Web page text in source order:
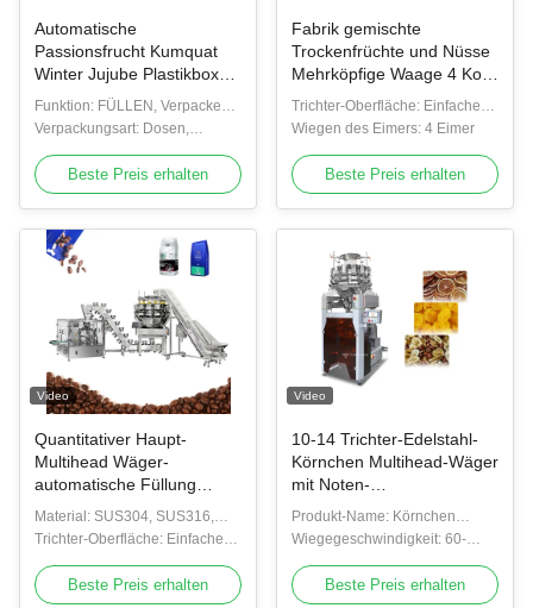
Automatische
Passionsfrucht Kumquat
Winter Jujube Plastikbox
Verpackungsmaschine
Blackberry Wiegen
Füllverpackungslinie
Funktion: FÜLLEN, Verpacken,
Versiegeln, Versiegeln, Zählen
Verpackungsart: Dosen,
Kartons und Flaschen
Beste Preis erhalten
Fabrik gemischte
Trockenfrüchte und Nüsse
Mehrköpfige Waage 4 Kopf
lineare Waage Vffs
Verpackungsmaschine Zip
Bag Verpackungsmaschine
Trichter-Oberfläche: Einfacher
Plattentrichter
Wiegen des Eimers: 4 Eimer
Beste Preis erhalten
Video
Quantitativer Haupt-
Multihead Wäger-
automatische Füllung
Kaffee-Bean Bag Packing
Machine Withs 14
Material: SUS304, SUS316,
Kohlenstoffstahl
Trichter-Oberfläche: Einfacher
Plattentrichter
Beste Preis erhalten
Video
10-14 Trichter-Edelstahl-
Körnchen Multihead-Wäger
mit Noten-
Bildschirmanzeige-System
Produkt-Name: Körnchen
Multihead-Wäger
Wiegegeschwindigkeit: 60-
120bags/min
Beste Preis erhalten